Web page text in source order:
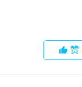
赞